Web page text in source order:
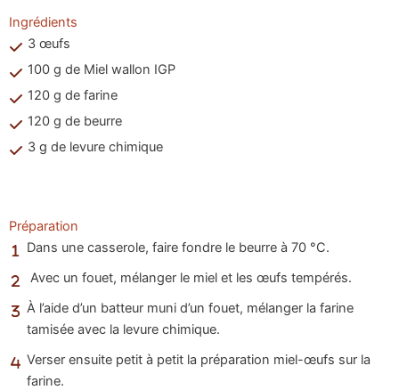
Ingrédients
3 œufs
100 g de Miel wallon IGP
120 g de farine
120 g de beurre
3 g de levure chimique
Préparation
Dans une casserole, faire fondre le beurre à 70 °C.
Avec un fouet, mélanger le miel et les œufs tempérés.
À l’aide d’un batteur muni d’un fouet, mélanger la farine
tamisée avec la levure chimique.
Verser ensuite petit à petit la préparation miel-œufs sur la
farine.